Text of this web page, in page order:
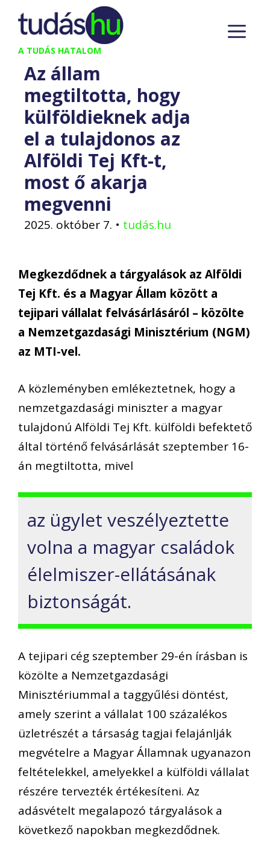
Kilépés
tartalomba
A TUDÁS HATALOM
Az állam
megtiltotta, hogy
külföldieknek adja
el a tulajdonos az
Alföldi Tej Kft-t,
most ő akarja
megvenni
2025. október 7. • tudás.hu
Megkezdődnek a tárgyalások az Alföldi
Tej Kft. és a Magyar Állam között a
tejipari vállalat felvásárlásáról – közölte
a Nemzetgazdasági Minisztérium (NGM)
az MTI-vel.
A közleményben emlékeztetnek, hogy a
nemzetgazdasági miniszter a magyar
tulajdonú Alföldi Tej Kft. külföldi befektető
által történő felvásárlását szeptember 16-
án megtiltotta, mivel
az ügylet veszélyeztette
volna a magyar családok
élelmiszer-ellátásának
biztonságát.
A tejipari cég szeptember 29-én írásban is
közölte a Nemzetgazdasági
Minisztériummal a taggyűlési döntést,
amely szerint a vállalat 100 százalékos
üzletrészét a társaság tagjai felajánlják
megvételre a Magyar Államnak ugyanazon
feltételekkel, amelyekkel a külföldi vállalat
részére tervezték értékesíteni. Az
adásvételt megalapozó tárgyalások a
következő napokban megkezdődnek.